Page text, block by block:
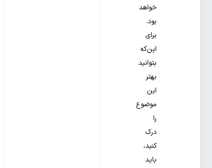
خواهد
بود.
برای
این‌که
بتوانید
بهتر
این
موضوع
را
درک
کنید،
باید